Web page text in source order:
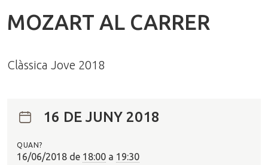
MOZART AL CARRER
Clàssica Jove 2018
16 DE JUNY 2018
QUAN?
16/06/2018 de 18:00 a 19:30